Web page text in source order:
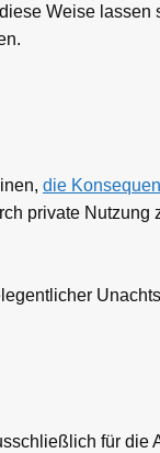
Weise lassen
die
private Nutzung
für die